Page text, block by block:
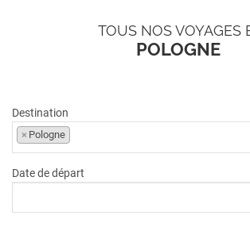
Descriptif du voyage : Les contrastes d'une
Plongez au cœur de la Pologne, une terre où
TOUS NOS VOYAGES
POLOGNE
Destination
× Pologne
Date de départ